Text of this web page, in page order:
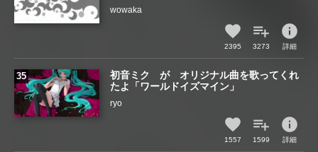
wowaka
2395 3273
info
詳細
初音ミク が オリジナル曲を歌ってくれ
たよ「ワールドイズマイン」
ryo
1557 1599
info
詳細